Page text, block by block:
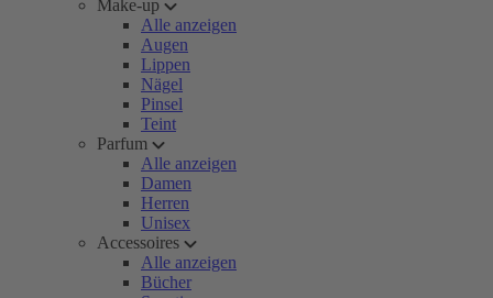
Make-up
Alle anzeigen
Augen
Lippen
Nägel
Pinsel
Teint
Parfum
Alle anzeigen
Damen
Herren
Unisex
Accessoires
Alle anzeigen
Bücher